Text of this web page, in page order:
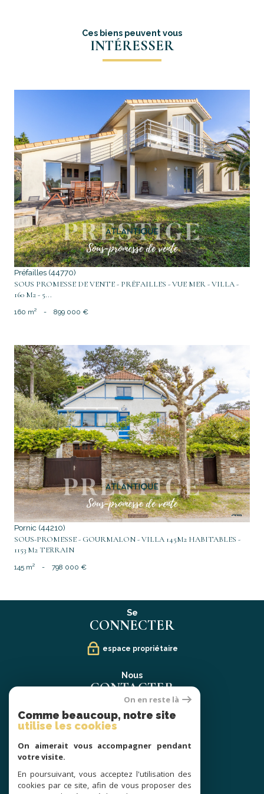
Ces biens peuvent vous
INTÉRESSER
voir le bien
Préfailles (44770)
SOUS PROMESSE DE VENTE - PRÉFAILLES - VUE MER - VILLA -
160 M2 - 5...
160 m² - 899 000 €
voir le bien
Pornic (44210)
SOUS-PROMESSE - GOURMALON - VILLA 145M2 HABITABLES -
1153 M2 TERRAIN
145 m² - 798 000 €
Se
CONNECTER
espace propriétaire
Nous
CONTACTER
02 40 21 91 13
contact@prestige-atlantique.fr
SUIVRE
On en reste là
Comme beaucoup, notre site
utilise les cookies
On aimerait vous accompagner pendant
votre visite.
En poursuivant, vous acceptez l'utilisation des
cookies par ce site, afin de vous proposer des